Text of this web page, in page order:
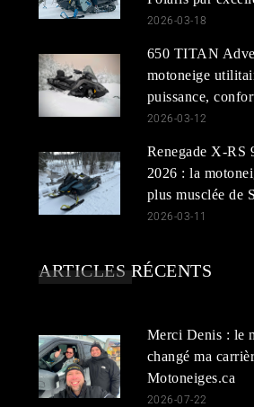
2026-03-18
650 TITAN
motoneige
puissance,
2026-03-12
Renegade X-RS
2026 : la
plus musclée de
2026-03-11
ARTICLES RÉCENTS
Merci Denis : le
changé ma
Motoneiges.ca
2026-07-22